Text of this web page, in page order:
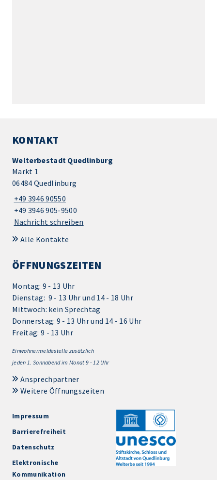
KONTAKT
Welterbestadt Quedlinburg
Markt 1
06484 Quedlinburg
+49 3946 90550
+49 3946 905-9500
Nachricht schreiben
Alle Kontakte
ÖFFNUNGSZEITEN
Montag: 9 - 13 Uhr
Dienstag: 9 - 13 Uhr und 14 - 18 Uhr
Mittwoch: kein Sprechtag
Donnerstag: 9 - 13 Uhr und 14 - 16 Uhr
Freitag: 9 - 13 Uhr
Einwohnermeldestelle zusätzlich
jeden 1. Sonnabend im Monat 9 - 12 Uhr
Ansprechpartner
Weitere Öffnungszeiten
Impressum
Barrierefreiheit
Datenschutz
Elektronische
Kommunikation